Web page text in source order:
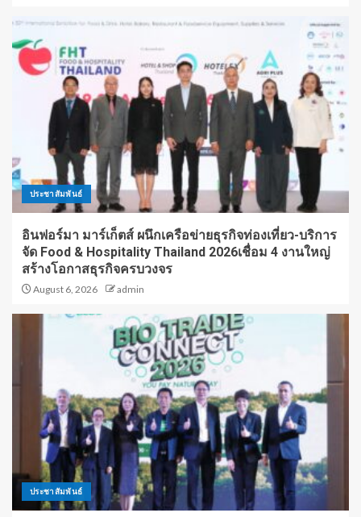
ประชาสัมพันธ์
อินฟอร์มา มาร์เก็ตส์ ผนึกเครือข่ายธุรกิจท่องเที่ยว-บริการ
จัด Food & Hospitality Thailand 2026เชื่อม 4 งานใหญ่
สร้างโอกาสธุรกิจครบวงจร
August 6, 2026 admin
ประชาสัมพันธ์